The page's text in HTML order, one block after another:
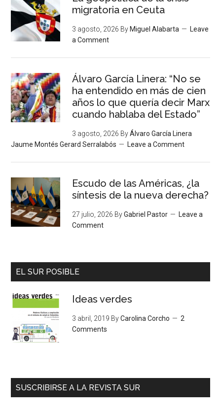
migratoria en Ceuta
3 agosto, 2026 By Miguel Alabarta
Leave
a Comment
Álvaro García Linera: “No se
ha entendido en más de cien
años lo que quería decir Marx
cuando hablaba del Estado”
3 agosto, 2026 ByÁlvaro García Linera
Jaume Montés Gerard Serralabós
Leave a Comment
Escudo de las Américas, ¿la
síntesis de la nueva derecha?
27 julio, 2026 ByGabriel Pastor
Leave a
Comment
EL SUR POSIBLE
Ideas verdes
3 abril, 2019 ByCarolina Corcho
2
Comments
SUSCRIBIRSE A LA REVISTA SUR